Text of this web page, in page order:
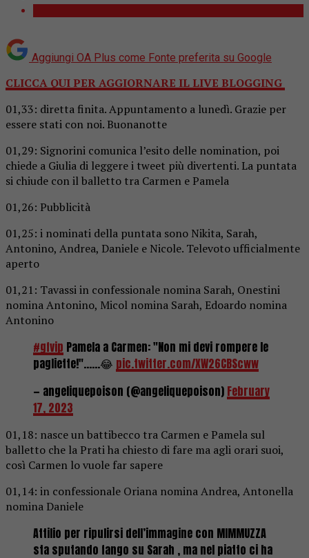
Aggiungi OA Plus come Fonte preferita su Google
CLICCA QUI PER AGGIORNARE IL LIVE BLOGGING
01,33: diretta finita. Appuntamento a lunedì. Grazie per
essere stati con noi. Buonanotte
01,29: Signorini comunica l’esito delle nomination, poi
chiede a Giulia di leggere i tweet più divertenti. La puntata
si chiude con il balletto tra Carmen e Pamela
01,26: Pubblicità
01,25: i nominati della puntata sono Nikita, Sarah,
Antonino, Andrea, Daniele e Nicole. Televoto ufficialmente
aperto
01,21: Tavassi in confessionale nomina Sarah, Onestini
nomina Antonino, Micol nomina Sarah, Edoardo nomina
Antonino
#gfvip Pamela a Carmen: "Non mi devi rompere le
pagliette!"……😂 pic.twitter.com/XW26CBScww
— angeliquepoison (@angeliquepoison) February
17, 2023
01,18: nasce un battibecco tra Carmen e Pamela sul
balletto che la Prati ha chiesto di fare ma agli orari suoi,
così Carmen lo vuole far sapere
01,14: in confessionale Oriana nomina Andrea, Antonella
nomina Daniele
Attilio per ripulirsi dell’immagine con MIMMUZZA
sta sputando fango su Sarah , ma nel piatto ci ha